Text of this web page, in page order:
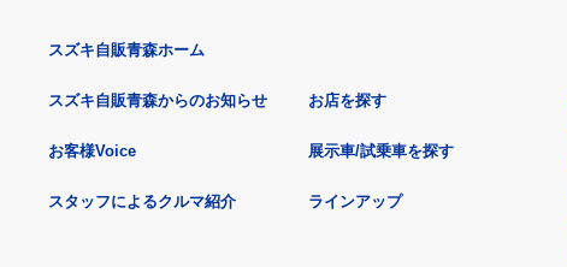
スズキ自販青森ホーム
スズキ自販青森からのお知らせ
お客様Voice
スタッフによるクルマ紹介
お店を探す
展示車/試乗車を探す
ラインアップ